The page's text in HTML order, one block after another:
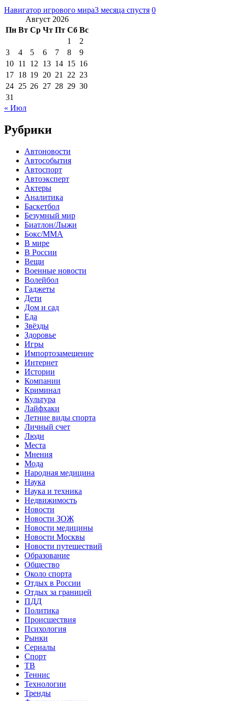
Навигатор игрового мира3 месяца спустя 0
Август 2026
Пн Вт Ср Чт Пт Сб Вс
1
2
3
4 5 6 7 8
9
10 11 12 13 14 15 16
17 18 19 20 21 22 23
24 25 26 27 28 29 30
31
« Июл
Рубрики
Автоновости
Автособытия
Автоспорт
Автоэксперт
Актеры
Аналитика
Баскетбол
Безумный мир
Биатлон/Лыжи
Бокс/MMA
В мире
В России
Вещи
Военные новости
Волейбол
Гаджеты
Дети
Дом и сад
Еда
Звёзды
Здоровье
Игры
Импортозамещение
Интернет
Истории
Компании
Криминал
Культура
Лайфхаки
Летние виды спорта
Личный счет
Люди
Места
Мнения
Мода
Народная медицина
Наука
Наука и техника
Недвижимость
Новости
Новости ЗОЖ
Новости медицины
Новости Москвы
Новости путешествий
Образование
Общество
Около спорта
Отдых в России
Отдых за границей
ПДД
Политика
Происшествия
Психология
Рынки
Сериалы
Спорт
ТВ
Теннис
Технологии
Тренды